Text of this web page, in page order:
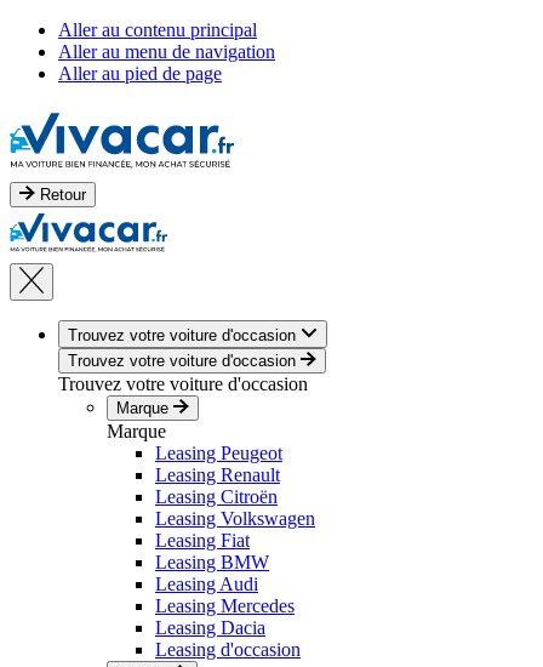
Aller au contenu principal
Aller au menu de navigation
Aller au pied de page
Retour
Trouvez votre voiture d'occasion
Trouvez votre voiture d'occasion
Trouvez votre voiture d'occasion
Marque
Marque
Leasing Peugeot
Leasing Renault
Leasing Citroën
Leasing Volkswagen
Leasing Fiat
Leasing BMW
Leasing Audi
Leasing Mercedes
Leasing Dacia
Leasing d'occasion